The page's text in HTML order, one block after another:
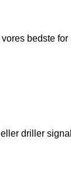
bedste
driller